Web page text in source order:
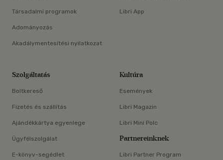
Társadalmi programok
Adományozás
Akadálymentesítési nyilatkozat
Libri App
Szolgáltatás
Boltkereső
Fizetés és szállítás
Ajándékkártya egyenlege
Ügyfélszolgálat
E-könyv-segédlet
Kultúra
Események
Libri Magazin
Libri Mini Polc
Partnereinknek
Libri Partner Program